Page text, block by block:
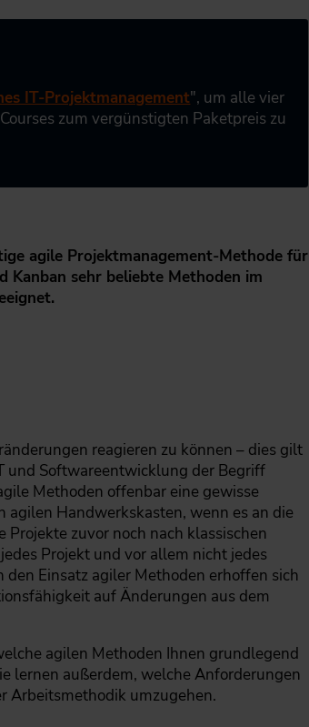
IT-Projektmanagement", um alle vier
zum vergünstigten Paketpreis zu
agile Projektmanagement-Methode für
sehr beliebte Methoden im
reagieren zu können – dies gilt
und Softwareentwicklung der Begriff
Methoden offenbar eine gewisse
Handwerkskasten, wenn es an die
zuvor noch nach klassischen
Projekt und vor allem nicht jedes
Einsatz agiler Methoden erhoffen sich
auf Änderungen aus dem
agilen Methoden Ihnen grundlegend
lernen außerdem, welche Anforderungen
Arbeitsmethodik umzugehen.